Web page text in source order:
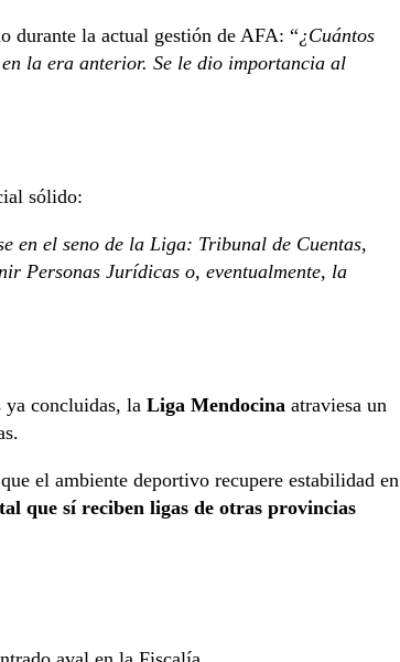
durante la actual gestión de AFA: “¿Cuántos
la era anterior. Se le dio importancia al
sólido:
en el seno de la Liga: Tribunal de Cuentas,
Personas Jurídicas o, eventualmente, la
concluidas, la Liga Mendocina atraviesa un
el ambiente deportivo recupere estabilidad en
que sí reciben ligas de otras provincias